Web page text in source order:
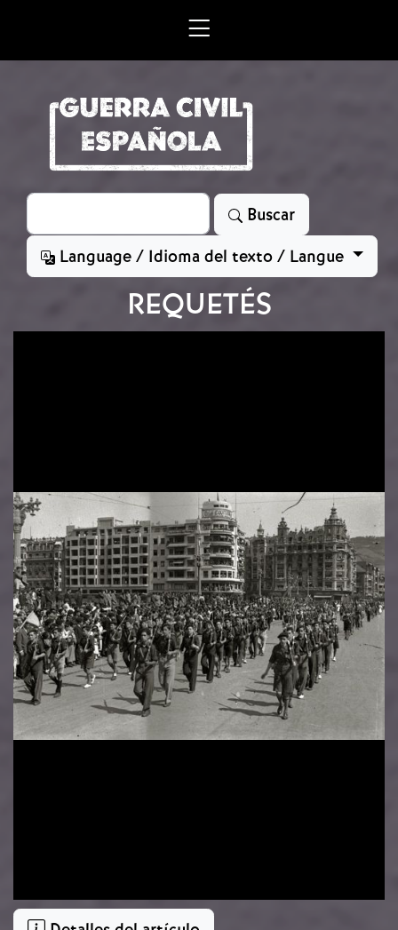
Search
Buscar
Language / Idioma del texto / Langue
REQUETÉS